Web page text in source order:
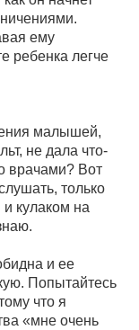
ему
ребенка легче
малышей,
не дала что-
врачами? Вот
только
кулаком на
и ее
Попытайтесь
что я
«мне очень